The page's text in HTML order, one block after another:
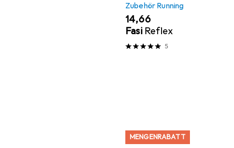
Zubehör Running
EUR
14,66
Fasi Reflex
5
MENGENRABATT